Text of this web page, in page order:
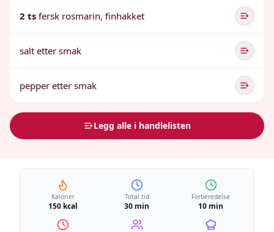
2 ts fersk rosmarin, finhakket
salt etter smak
pepper etter smak
Legg alle i handlelisten
Kalorier
150 kcal
Total tid
30 min
Forberedelse
10 min